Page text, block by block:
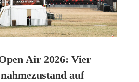
Air 2026: Vier
auf